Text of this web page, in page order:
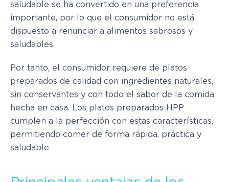
saludable se ha convertido en una preferencia
importante, por lo que el consumidor no está
dispuesto a renunciar a alimentos sabrosos y
saludables.
Por tanto, el consumidor requiere de platos
preparados de calidad con ingredientes naturales,
sin conservantes y con todo el sabor de la comida
hecha en casa. Los platos preparados HPP
cumplen a la perfección con estas características,
permitiendo comer de forma rápida, práctica y
saludable.